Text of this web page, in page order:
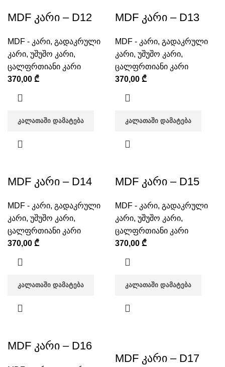
MDF კარი – D12
MDF - კარი, გადაკრული
კარი, უშუშო კარი,
ცალფრთიანი კარი
370,00 ₾
ᲙᲐᲚᲐᲗᲐᲨᲘ ᲓᲐᲛᲐᲢᲔᲑᲐ
MDF კარი – D13
MDF - კარი, გადაკრული
კარი, უშუშო კარი,
ცალფრთიანი კარი
370,00 ₾
ᲙᲐᲚᲐᲗᲐᲨᲘ ᲓᲐᲛᲐᲢᲔᲑᲐ
MDF კარი – D14
MDF - კარი, გადაკრული
კარი, უშუშო კარი,
ცალფრთიანი კარი
370,00 ₾
ᲙᲐᲚᲐᲗᲐᲨᲘ ᲓᲐᲛᲐᲢᲔᲑᲐ
MDF კარი – D15
MDF - კარი, გადაკრული
კარი, უშუშო კარი,
ცალფრთიანი კარი
370,00 ₾
ᲙᲐᲚᲐᲗᲐᲨᲘ ᲓᲐᲛᲐᲢᲔᲑᲐ
MDF კარი – D16
MDF კარი – D17